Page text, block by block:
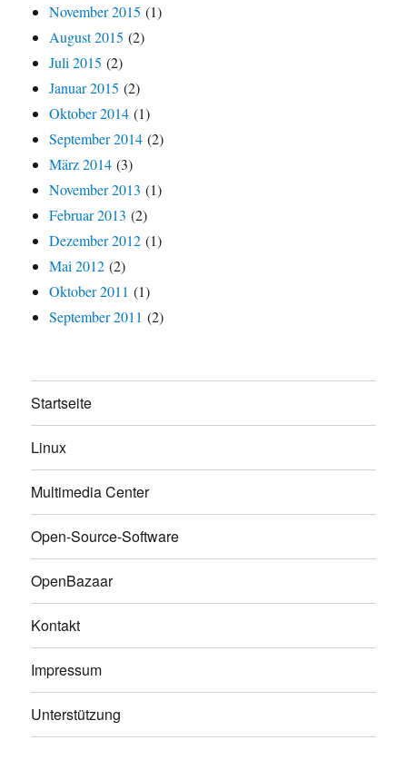
November 2015 (1)
August 2015 (2)
Juli 2015 (2)
Januar 2015 (2)
Oktober 2014 (1)
September 2014 (2)
März 2014 (3)
November 2013 (1)
Februar 2013 (2)
Dezember 2012 (1)
Mai 2012 (2)
Oktober 2011 (1)
September 2011 (2)
Startseite
Linux
Multimedia Center
Open-Source-Software
OpenBazaar
Kontakt
Impressum
Unterstützung